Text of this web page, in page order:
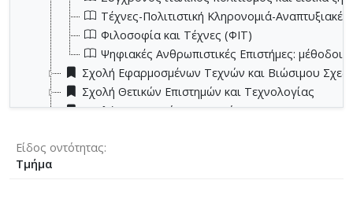
Τέχνες-Πολιτιστική Κληρονομιά-
Φιλοσοφία και Τέχνες (ΦΙΤ)
Ψηφιακές Ανθρωπιστικές Επιστήμες: μέθοδοι,
Σχολή Εφαρμοσμένων Τεχνών και Βιώσιμου
Σχολή Θετικών Επιστημών και Τεχνολογίας
Σχολή Κοινωνικών Επιστημών
Είδος οντότητας
Τμήμα